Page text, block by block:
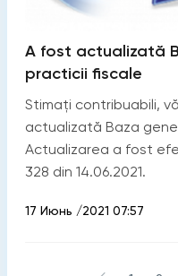
A fost actualizată
practicii fiscale
Stimați contribuabili,
actualizată Baza
Actualizarea a fost
328 din 14.06.2021.
17 Июнь /2021 07:57